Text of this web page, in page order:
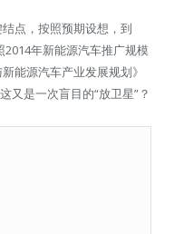
点，按照预期设想，到
年新能源汽车推广规模
能源汽车产业发展规划》
又是一次盲目的“放卫星”？